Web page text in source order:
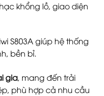
khổng lồ, giao diện
S803A giúp hệ thống
bền bỉ.
gia, mang đến trải
phù hợp cả nhu cầu